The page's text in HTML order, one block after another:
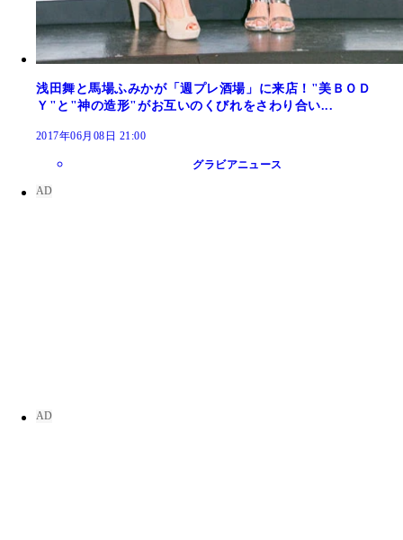
浅田舞と馬場ふみかが「週プレ酒場」に来店！"美ＢＯＤ
Ｙ"と"神の造形"がお互いのくびれをさわり合い...
2017年06月08日 21:00
グラビアニュース